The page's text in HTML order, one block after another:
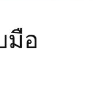
มือ